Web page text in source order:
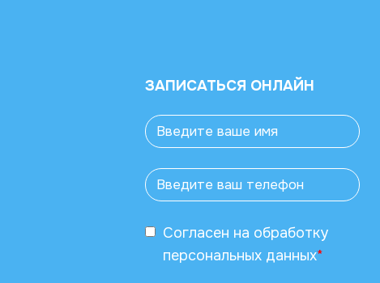
ЗАПИСАТЬСЯ ОНЛАЙН
Согласен на обработку
персональных данных*